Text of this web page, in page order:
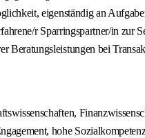
eigenständig an
r Sparringspartner/in zur
bei
hohe